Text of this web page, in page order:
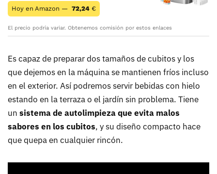
Hoy en Amazon — 72,24 €
El precio podría variar. Obtenemos comisión por estos enlaces
Es capaz de preparar dos tamaños de cubitos y los
que dejemos en la máquina se mantienen fríos incluso
en el exterior. Así podremos servir bebidas con hielo
estando en la terraza o el jardín sin problema. Tiene
un sistema de autolimpieza que evita malos
sabores en los cubitos, y su diseño compacto hace
que quepa en cualquier rincón.